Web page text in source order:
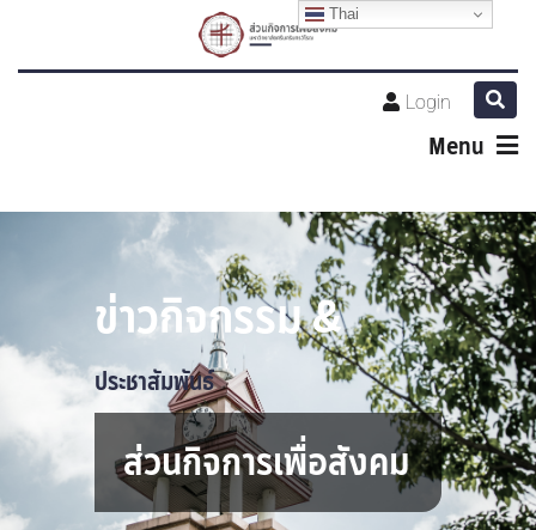
Login
Menu
ข่าวกิจกรรม &
ประชาสัมพันธ์
ส่วนกิจการเพื่อสังคม
Thai